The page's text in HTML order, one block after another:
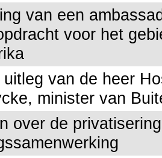
van een
voor het
uitleg van de heer
minister van
over de